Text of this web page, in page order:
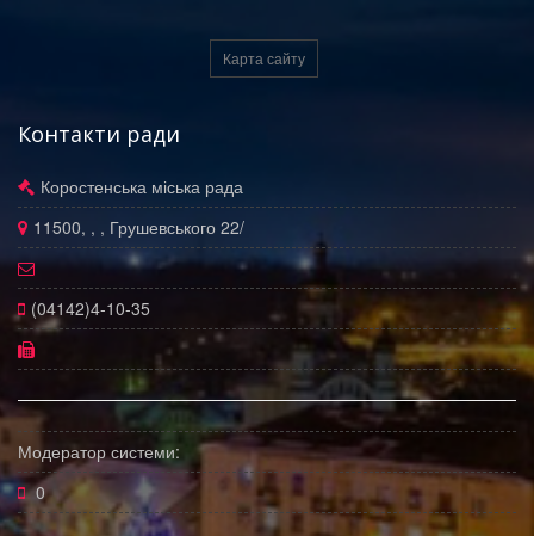
Карта сайту
Контакти ради
Коростенська міська рада
11500, , , Грушевського 22/
(04142)4-10-35
Модератор системи:
0